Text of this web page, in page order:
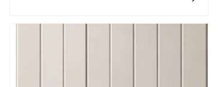
sklejka wodoodporna. Istotne jest, aby materiał miał